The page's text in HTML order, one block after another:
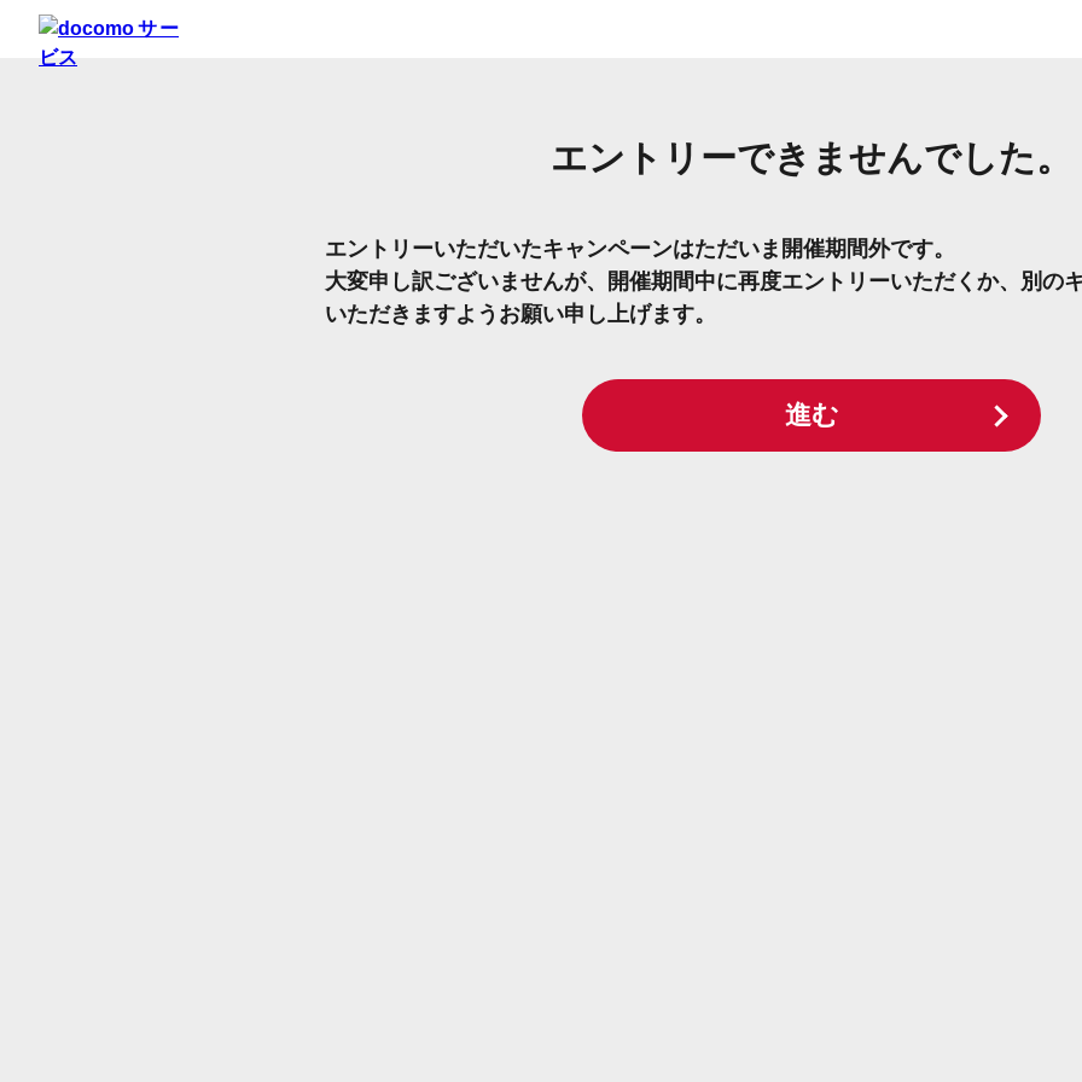
エントリーできませんでした。
エントリーいただいたキャンペーンはただいま開催期間外です。
大変申し訳ございませんが、開催期間中に再度エントリーいただくか、別の
いただきますようお願い申し上げます。
進む